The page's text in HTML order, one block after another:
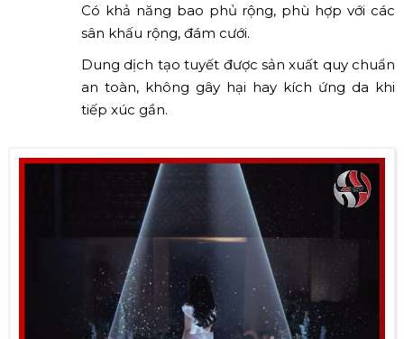
Có khả năng bao phủ rộng, phù hợp với các
sân khấu rộng, đám cưới.
Dung dịch tạo tuyết được sản xuất quy chuẩn
an toàn, không gây hại hay kích ứng da khi
tiếp xúc gần.